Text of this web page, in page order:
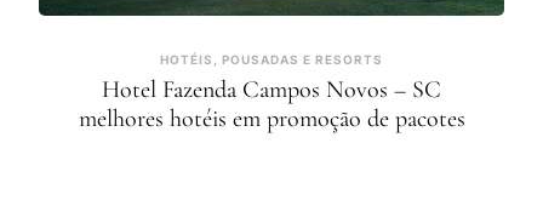
HOTÉIS, POUSADAS E RESORTS
Hotel Fazenda Campos Novos – SC
melhores hotéis em promoção de pacotes